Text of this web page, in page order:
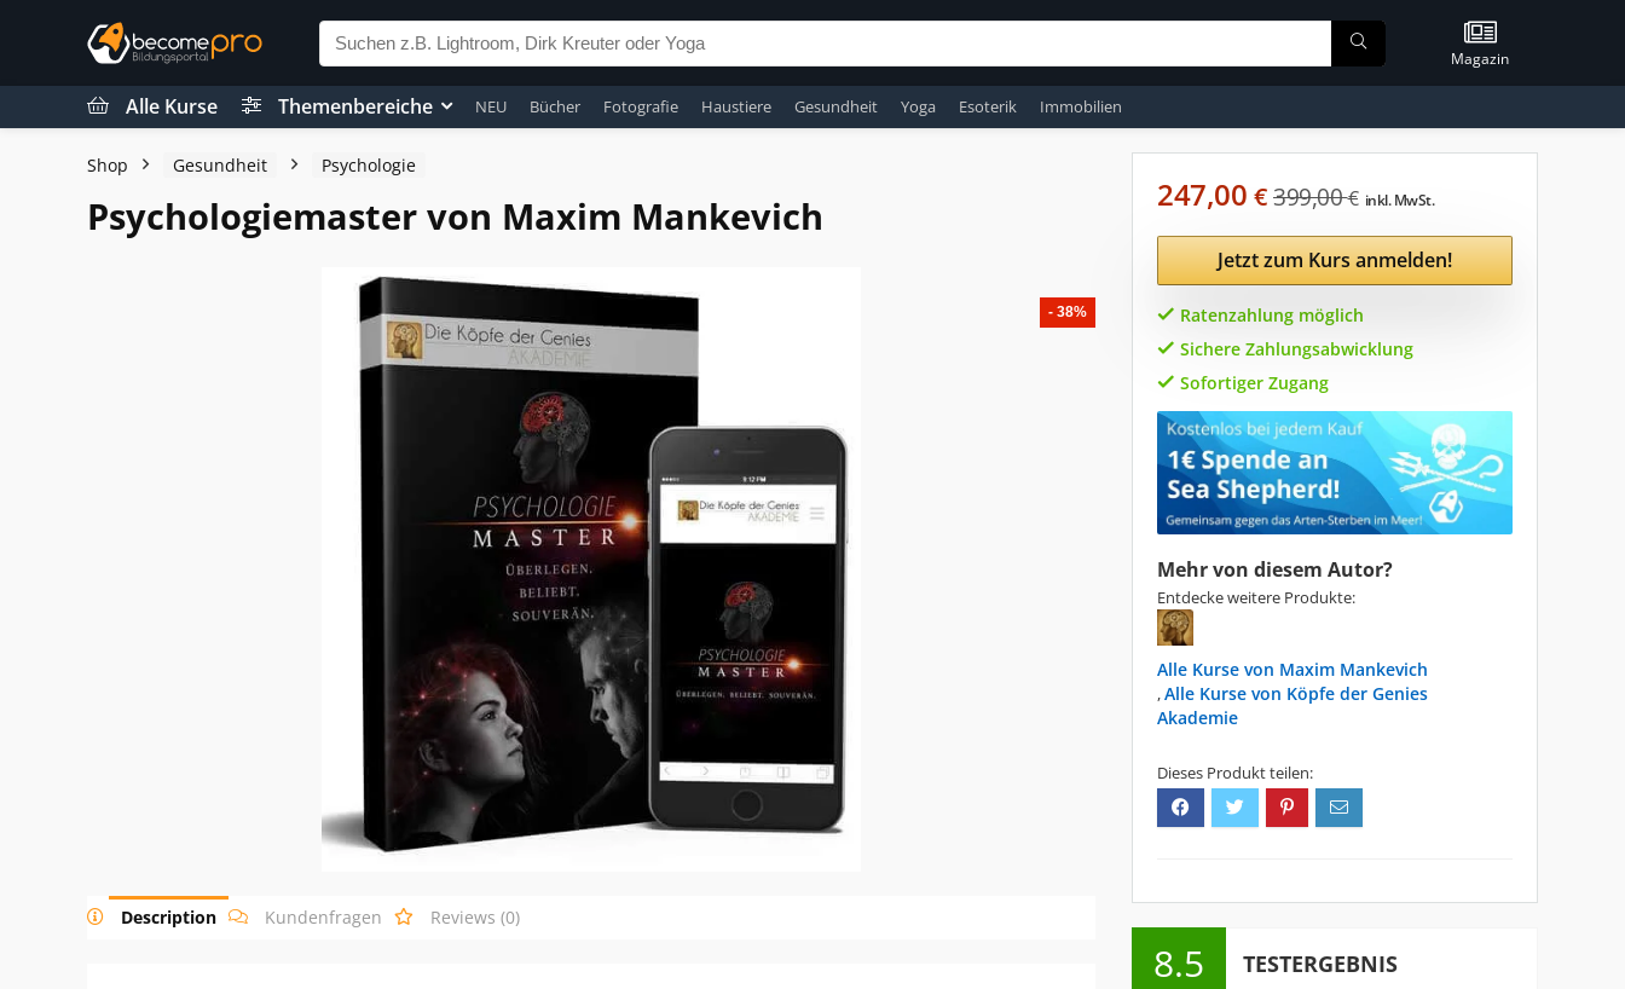
Magazin
Alle Kurse Themenbereiche NEU Bücher Fotografie Haustiere Gesundheit Yoga Esoterik Immobilien
Shop Gesundheit Psychologie
Psychologiemaster von Maxim Mankevich
- 38%
Description Kundenfragen Reviews (0)
399,00€
247,00 € inkl. MwSt.
Jetzt zum Kurs anmelden!
Ratenzahlung möglich
Sichere Zahlungsabwicklung
Sofortiger Zugang
Mehr von diesem Autor?
Entdecke weitere Produkte:
Maxim Mankevich
,
Köpfe der Genies
Akademie
8.5 TESTERGEBNIS